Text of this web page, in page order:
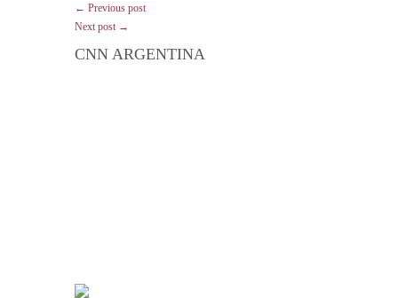
← Previous post
Next post →
CNN ARGENTINA